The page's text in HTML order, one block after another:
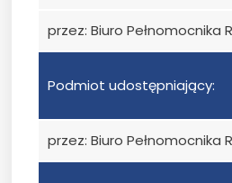
przez: Biuro Pełnomocnika
Podmiot udostępniający:
przez: Biuro Pełnomocnika